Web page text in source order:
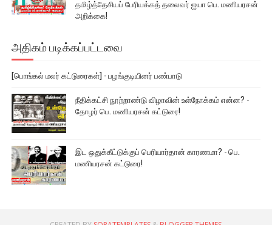
தமிழ்த்தேசியப் பேரியக்கத் தலைவர் ஐயா பெ. மணியரசன்
அறிக்கை!
அதிகம் படிக்கப்பட்டவை
[பொங்கல் மலர் கட்டுரைகள்] - பழங்குடியினர் பண்பாடு
நீதிக்கட்சி நூற்றாண்டு விழாவின் உள்நோக்கம் என்ன? -
தோழர் பெ. மணியரசன் கட்டுரை!
இட ஒதுக்கீட்டுக்குப் பெரியார்தான் காரணமா? - பெ.
மணியரசன் கட்டுரை!